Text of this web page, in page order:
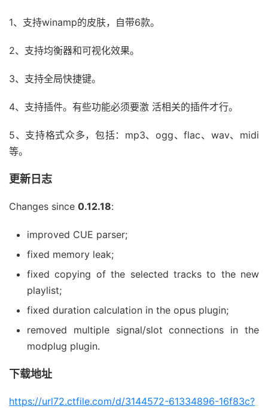
1、支持winamp的皮肤，自带6款。
2、支持均衡器和可视化效果。
3、支持全局快捷键。
4、支持插件。有些功能必须要激 活相关的插件才行。
5、支持格式众多，包括：mp3、ogg、flac、wav、midi
等。
更新日志
Changes since 0.12.18:
improved CUE parser;
fixed memory leak;
fixed copying of the selected tracks to the new
playlist;
fixed duration calculation in the opus plugin;
removed multiple signal/slot connections in the
modplug plugin.
下载地址
https://url72.ctfile.com/d/3144572-61334896-16f83c?